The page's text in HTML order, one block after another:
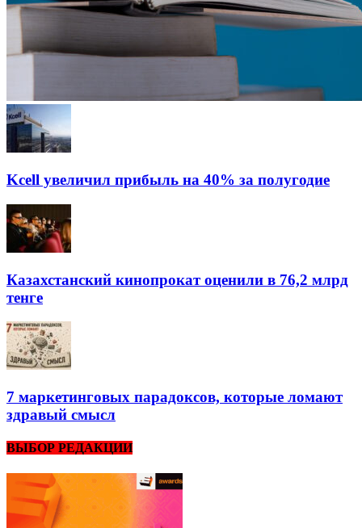
Kcell увеличил прибыль на 40% за полугодие
Казахстанский кинопрокат оценили в 76,2 млрд
тенге
7 маркетинговых парадоксов, которые ломают
здравый смысл
ВЫБОР РЕДАКЦИИ